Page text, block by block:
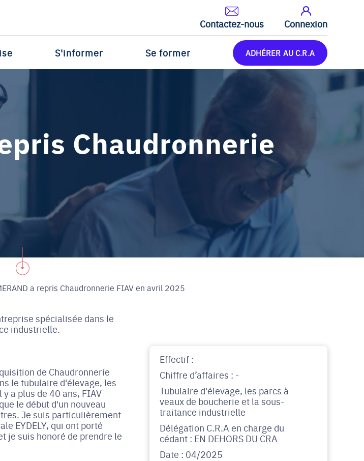
Contactez-nous Connexion
S'informer Se former ADHÉRER AU C.R.A
Chaudronnerie
a repris Chaudronnerie FIAV en avril 2025
Effectif : -
Chiffre d’affaires : -
Tubulaire d'élevage, les parcs à
veaux de boucherie et la sous-
traitance industrielle
Délégation C.R.A en charge du
cédant : EN DEHORS DU CRA
Date : 04/2025
spécialisée dans le
industrielle.
de Chaudronnerie
le tubulaire d'élevage, les
a plus de 40 ans, FIAV
le début d'un nouveau
Je suis particulièrement
EYDELY, qui ont porté
je suis honoré de prendre le